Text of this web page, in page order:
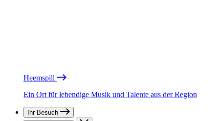
Heemspill
Ein Ort für lebendige Musik und Talente aus der Region
Ihr Besuch